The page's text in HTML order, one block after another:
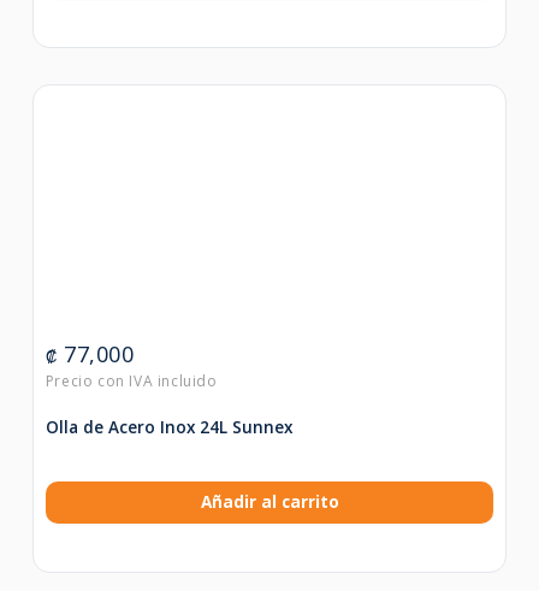
₡ 77,000
Olla de Acero Inox 24L Sunnex
Añadir al carrito